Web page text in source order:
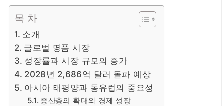
목 차
소개
글로벌 명품 시장
성장률과 시장 규모의 증가
2028년 2,686억 달러 돌파 예상
아시아 태평양과 동유럽의 중요성
중산층의 확대와 경제 성장